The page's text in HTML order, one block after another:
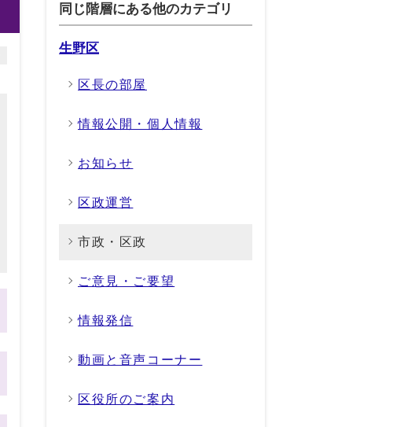
同じ階層にある他のカテゴリ
生野区
区長の部屋
情報公開・個人情報
お知らせ
区政運営
市政・区政
ご意見・ご要望
情報発信
動画と音声コーナー
区役所のご案内